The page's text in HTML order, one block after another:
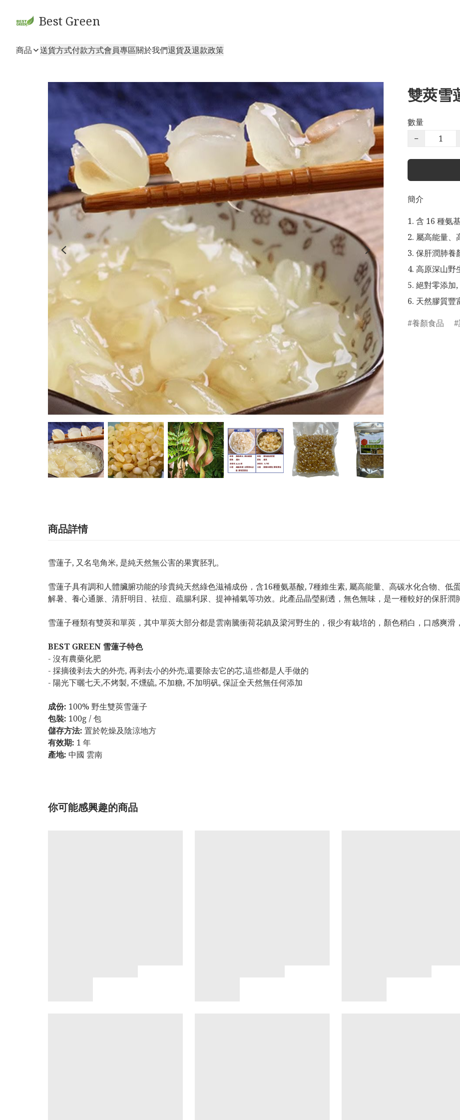
Best Green
商品 送貨方式付款方式會員專區關於我們退貨及退款政策
雙莢雪
數量
−
簡介
1. 含 16 種氨
2. 屬高能量、
3. 保肝潤肺養
4. 高原深山野
5. 絕對零添加
6. 天然膠質豐
養顏食品
商品詳情
雪蓮子, 又名皂角米, 是純天然無公害的果實胚乳。
雪蓮子具有調和人體臟腑功能的珍貴純天然綠色滋補成份，含16種氨基酸, 7種維生素, 屬高能量、高碳水化合物、低
解暑、養心通脈、清肝明目、祛痘、疏腸利尿、提神補氣等功效。此產品晶瑩剔透，無色無味，是一種較好的保肝潤
雪蓮子種類有雙莢和單莢，其中單莢大部分都是雲南騰衝荷花鎮及梁河野生的，很少有栽培的，顏色稍白，口感爽滑
BEST GREEN 雪蓮子特色
- 沒有農藥化肥
- 採摘後剥去大的外売, 再剥去小的外売,還要除去它的芯,這些都是人手做的
- 陽光下曬七天,不烤製, 不燻硫, 不加糖, 不加明矾, 保証全天然無任何添加
成份: 100% 野生雙莢雪蓮子
包裝: 100g / 包
儲存方法: 置於乾燥及陰涼地方
有效期: 1 年
產地: 中國 雲南
你可能感興趣的商品